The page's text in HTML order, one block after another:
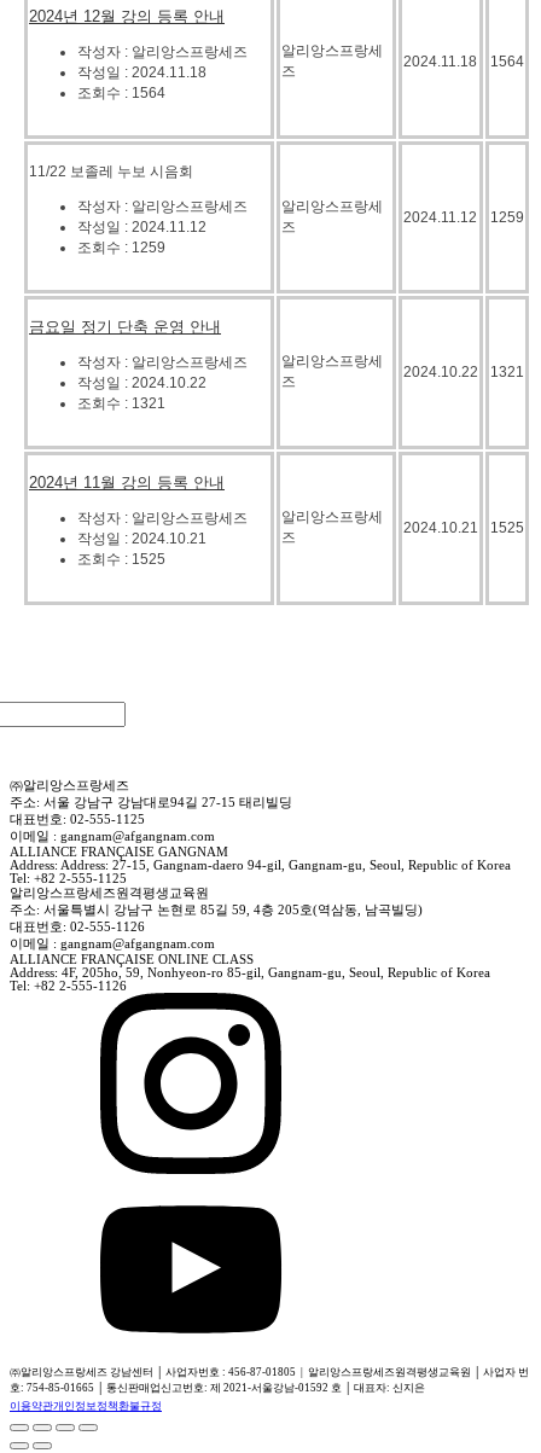
2024년 12월 강의 등록 안내
작성자 : 알리앙스프랑세즈
작성일 : 2024.11.18
조회수 : 1564
알리앙스프랑세
즈
2024.11.18 1564
11/22 보졸레 누보 시음회
작성자 : 알리앙스프랑세즈
작성일 : 2024.11.12
조회수 : 1259
알리앙스프랑세
즈
2024.11.12 1259
금요일 정기 단축 운영 안내
작성자 : 알리앙스프랑세즈
작성일 : 2024.10.22
조회수 : 1321
알리앙스프랑세
즈
2024.10.22 1321
2024년 11월 강의 등록 안내
작성자 : 알리앙스프랑세즈
작성일 : 2024.10.21
조회수 : 1525
알리앙스프랑세
즈
2024.10.21 1525
㈜알리앙스프랑세즈
주소: 서울 강남구 강남대로94길 27-15 태리빌딩
대표번호: 02-555-1125
이메일 : gangnam@afgangnam.com
ALLIANCE FRANÇAISE GANGNAM
Address: Address: 27-15, Gangnam-daero 94-gil, Gangnam-gu, Seoul, Republic of Korea
Tel: +82 2-555-1125
알리앙스프랑세즈원격평생교육원
주소: 서울특별시 강남구 논현로 85길 59, 4층 205호(역삼동, 남곡빌딩)
대표번호: 02-555-1126
이메일 : gangnam@afgangnam.com
ALLIANCE FRANÇAISE ONLINE CLASS
Address: 4F, 205ho, 59, Nonhyeon-ro 85-gil, Gangnam-gu, Seoul, Republic of Korea
Tel: +82 2-555-1126
㈜알리앙스프랑세즈 강남센터 │ 사업자번호 : 456-87-01805 | 알리앙스프랑세즈원격평생교육원 │ 사업자 번
호: 754-85-01665 │ 통신판매업신고번호: 제 2021-서울강남-01592 호 │ 대표자: 신지은
이용약관개인정보정책환불규정